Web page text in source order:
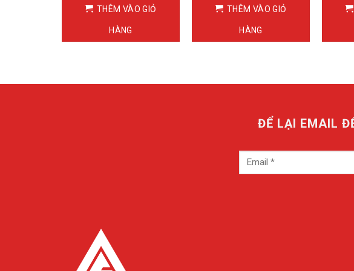
THÊM VÀO GIỎ
HÀNG
THÊM VÀO GIỎ
HÀNG
ĐỂ LẠI EMAIL